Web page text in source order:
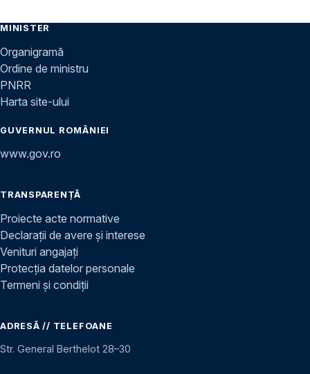
MINISTER
Organigramă
Ordine de ministru
PNRR
Harta site-ului
GUVERNUL ROMÂNIEI
www.gov.ro
TRANSPARENȚĂ
Proiecte acte normative
Declarații de avere și interese
Venituri angajați
Protecția datelor personale
Termeni și condiții
ADRESĂ // TELEFOANE
Str. General Berthelot 28–30